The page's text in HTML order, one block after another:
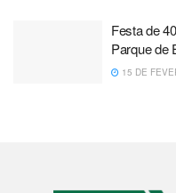
Festa de
Parque de
15 DE